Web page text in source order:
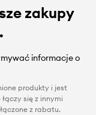
zakupy
informacje o
produkty i jest
się z innymi
z rabatu.